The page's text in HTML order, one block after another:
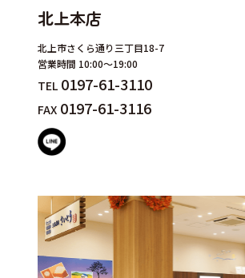
北上本店
北上市さくら通り三丁目18-7
営業時間 10:00～19:00
TEL 0197-61-3110
FAX 0197-61-3116